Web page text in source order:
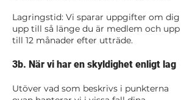
Lagringstid: Vi sparar uppgifter om dig
upp till så länge du är medlem och upp
till 12 månader efter utträde.
3b. När vi har en skyldighet enligt lag
Utöver vad som beskrivs i punkterna